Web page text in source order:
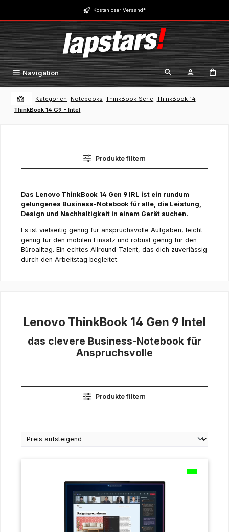
Zum Hauptinhalt springen Kostenloser Versand*
Navigation
Kategorien Notebooks ThinkBook-Serie ThinkBook 14
ThinkBook 14 G9 - Intel
Produkte filtern
Das Lenovo ThinkBook 14 Gen 9 IRL ist ein rundum
gelungenes Business-Notebook für alle, die Leistung,
Design und Nachhaltigkeit in einem Gerät suchen.
Es ist vielseitig genug für anspruchsvolle Aufgaben, leicht
genug für den mobilen Einsatz und robust genug für den
Büroalltag. Ein echtes Allround-Talent, das dich zuverlässig
durch den Arbeitstag begleitet.
Lenovo ThinkBook 14 Gen 9 Intel
das clevere Business-Notebook für
Anspruchsvolle
Produkte filtern